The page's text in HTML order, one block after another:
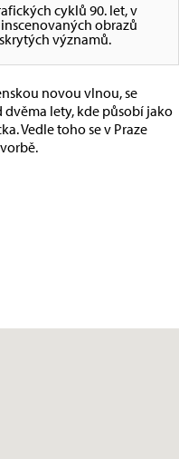
cyklů 90. let, v
obrazů
významů.
novou vlnou, se
lety, kde působí jako
Vedle toho se v Praze